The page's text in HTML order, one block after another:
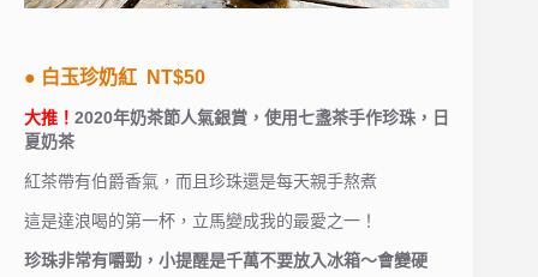
● 白玉珍奶紅 NT$50
大推！ 2020年奶茶節人氣銀賞，使用七盞茶手作珍珠，日
夏奶茶
紅茶帶有伯爵香氣，而且珍珠還是每天親手熬煮
這是達浪喝的第一杯，立馬變成我的最愛之一！
珍珠非常有嚼勁，小提醒是千萬不要放入冰箱～會變硬